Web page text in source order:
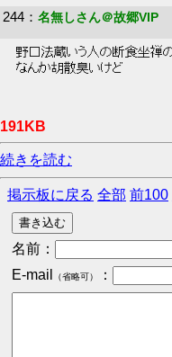
244 ： 名無しさん＠故郷VIP
野口法蔵いう人の断食坐禅
なんか胡散臭いけど
191KB
続きを読む
掲示板に戻る 全部 前100
名前：
E-mail
（省略可） ：